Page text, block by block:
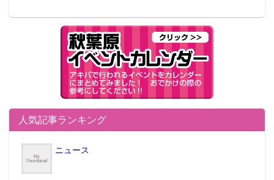
ツイッターやホームページなどをチェックしてほし
デビューライブ後のコメント
人気記事ランキング
ニュース